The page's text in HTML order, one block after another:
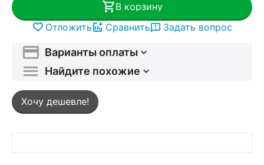
В корзину
Отложить
Сравнить Задать вопрос
Варианты оплаты
Найдите похожие
Хочу дешевле!